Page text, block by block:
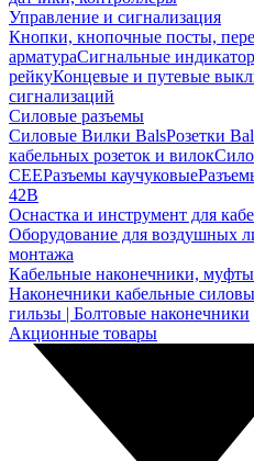
Управление и сигнализация
Кнопки, кнопочные посты,
арматураСигнальные
рейкуКонцевые и путевые
сигнализаций
Силовые разъемы
Силовые Вилки BalsРозетки
кабельных розеток и вилок
CEEРазъемы каучуковые
42В
Оснастка и инструмент для
Оборудование для воздушных
монтажа
Кабельные наконечники,
Наконечники кабельные
гильзы | Болтовые наконечники
Акционные товары